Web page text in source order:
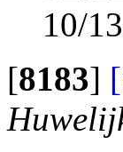
10/
[8183]